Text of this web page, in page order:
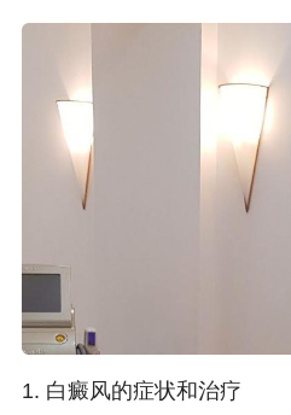
1. 白癜风的症状和治疗